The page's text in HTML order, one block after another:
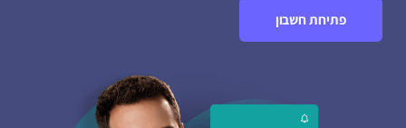
פתיחת חשבון